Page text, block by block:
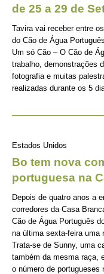
de 25 a 29 de
Tavira vai receber entre
do Cão de Água
Um só Cão – O Cão de
trabalho, demonstrações
fotografia e muitas
realizadas durante os 5
Estados Unidos
Bo tem nova
portuguesa na
Depois de quatro anos a
corredores da Casa
Cão de Água Português
na última sexta-feira uma
Trata-se de Sunny, uma
também da mesma raça,
o número de portugueses